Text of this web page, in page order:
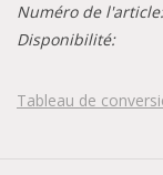
Numéro de l'article:
Disponibilité:
Tableau de